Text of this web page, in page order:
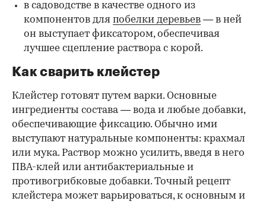
в садоводстве в качестве одного из
компонентов для побелки деревьев — в ней
он выступает фиксатором, обеспечивая
лучшее сцепление раствора с корой.
Как сварить клейстер
Клейстер готовят путем варки. Основные
ингредиенты состава — вода и любые добавки,
обеспечивающие фиксацию. Обычно ими
выступают натуральные компоненты: крахмал
или мука. Раствор можно усилить, введя в него
ПВА-клей или антибактериальные и
противогрибковые добавки. Точный рецепт
клейстера может варьироваться, к основным и